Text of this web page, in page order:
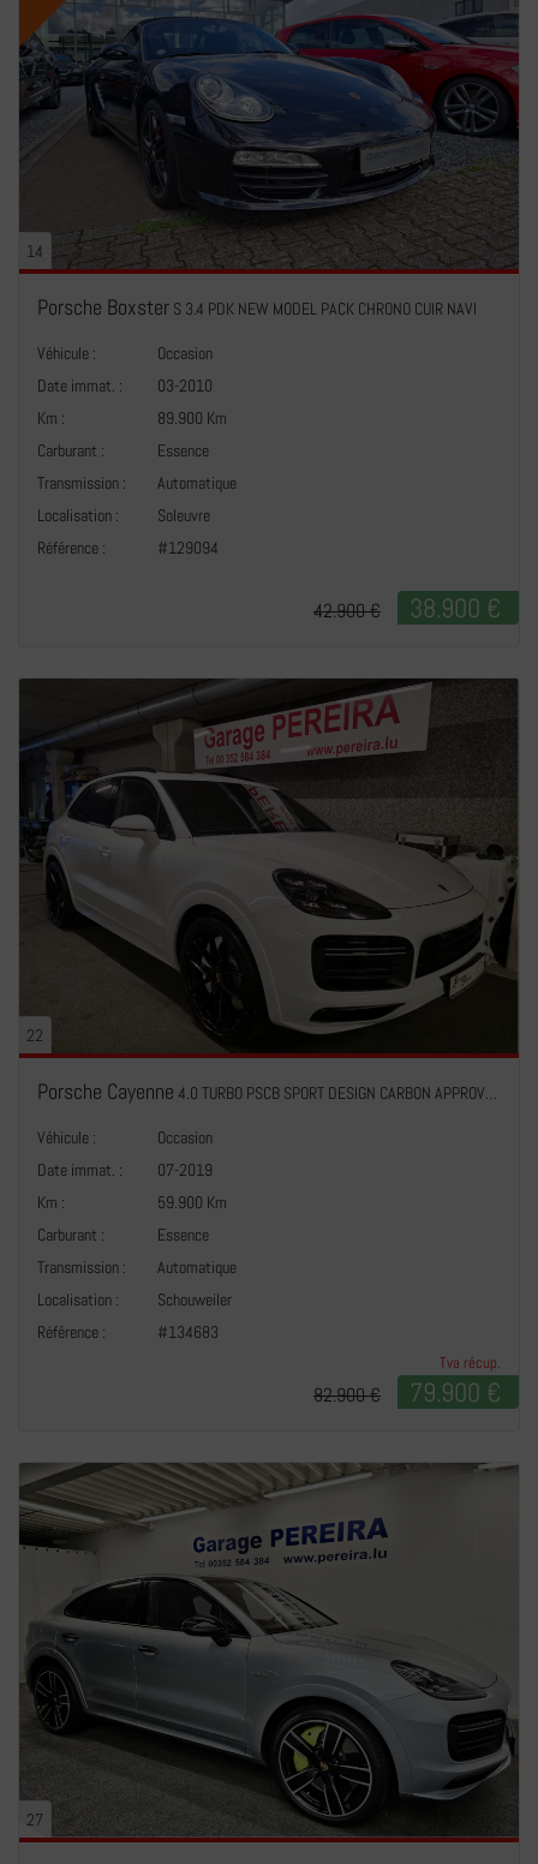
14
Porsche Boxster S 3.4 PDK NEW MODEL PACK CHRONO CUIR NAVI
Véhicule :
Occasion
Date immat. :
03-2010
Km :
89.900 Km
Carburant :
Essence
Transmission :
Automatique
Localisation :
Soleuvre
Référence :
#129094
38.900 €
42.900 €
22
Porsche Cayenne 4.0 TURBO PSCB SPORT DESIGN CARBON APPROVED Hinterradlenkung Roues Directionnels arrière
Véhicule :
Occasion
Date immat. :
07-2019
Km :
59.900 Km
Carburant :
Essence
Transmission :
Automatique
Localisation :
Schouweiler
Référence :
#134683
Tva récup.
79.900 €
82.900 €
27